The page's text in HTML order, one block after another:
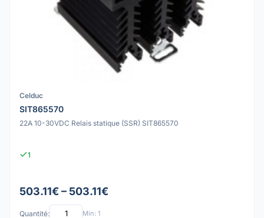
Celduc
SIT865570
22A 10-30VDC Relais statique (SSR) SIT865570
1
503.11€ – 503.11€
Quantité: Min: 1